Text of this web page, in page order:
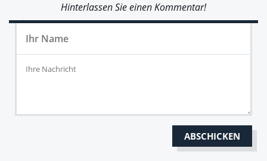
Hinterlassen Sie einen Kommentar!